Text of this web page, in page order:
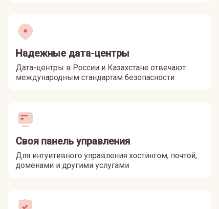
Надежные дата-центры
Дата-центры в России и Казахстане отвечают
международным стандартам безопасности
Своя панель управления
Для интуитивного управления хостингом, почтой,
доменами и другими услугами